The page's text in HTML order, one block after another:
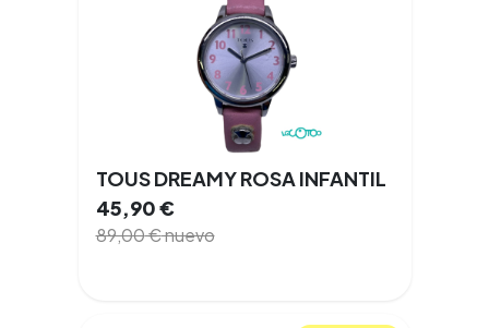
TOUS DREAMY ROSA INFANTIL
45,90€
89,00€nuevo